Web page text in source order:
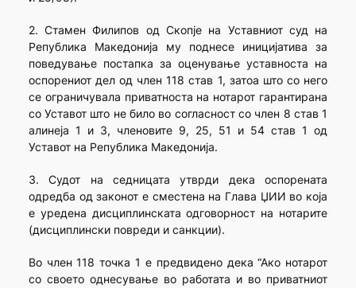
2. Стамен Филипов од Скопје на Уставниот суд на
Република Македонија му поднесе иницијатива за
поведување постапка за оценување уставноста на
оспорениот дел од член 118 став 1, затоа што со него
се ограничувала приватноста на нотарот гарантирана
со Уставот што не било во согласност со член 8 став 1
алинеја 1 и 3, членовите 9, 25, 51 и 54 став 1 од
Уставот на Република Македонија.
3. Судот на седницата утврди дека оспорената
одредба од законот е сместена на Глава ЏИИ во која
е уредена дисциплинската одговорност на нотарите
(дисциплински повреди и санкции).
Во член 118 точка 1 е предвидено дека “Ако нотарот
со своето однесување во работата и во приватниот